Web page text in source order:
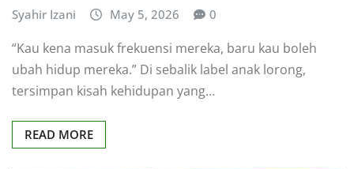
Syahir Izani May 5, 2026 0
“Kau kena masuk frekuensi mereka, baru kau boleh
ubah hidup mereka.” Di sebalik label anak lorong,
tersimpan kisah kehidupan yang…
READ MORE